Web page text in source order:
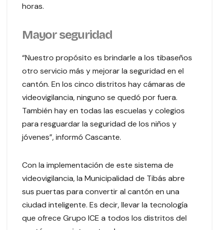
horas.
Mayor seguridad
“Nuestro propósito es brindarle a los tibaseños
otro servicio más y mejorar la seguridad en el
cantón. En los cinco distritos hay cámaras de
videovigilancia, ninguno se quedó por fuera.
También hay en todas las escuelas y colegios
para resguardar la seguridad de los niños y
jóvenes”, informó Cascante.
Con la implementación de este sistema de
videovigilancia, la Municipalidad de Tibás abre
sus puertas para convertir al cantón en una
ciudad inteligente. Es decir, llevar la tecnología
que ofrece Grupo ICE a todos los distritos del